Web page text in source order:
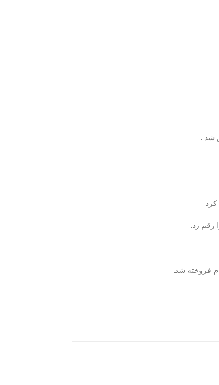
رقم زد.
فروخته شد.